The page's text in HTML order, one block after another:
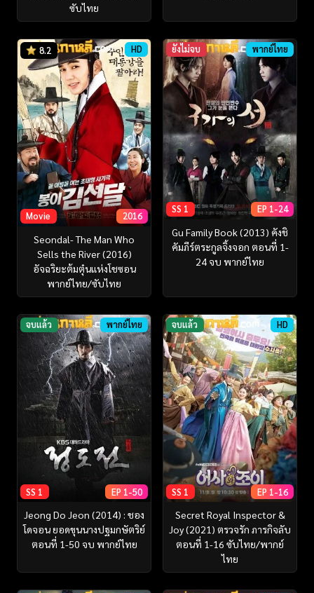
ซับไทย
8.2 HD
Movie 2016
Seondal- The Man Who
Sells the River (2016)
อัจฉริยะต้มตุ๋นแห่งโชซอน
พากย์ไทย/ซับไทย
ยังไม่จบ พากย์ไทย
SS 1 EP 1-24
Gu Family Book (2013) คังชิ
คัมภีร์ตระกูลจิ้งจอก ตอนที่ 1-
24 จบ พากย์ไทย
จบแล้ว พากย์ไทย
SS 1 EP 1-50
Jeong Do Jeon (2014) : ชอง
โดจอน ยอดขุนนางปฐมกษัตริย์
ตอนที่ 1-50 จบ พากย์ไทย
จบแล้ว HD
SS 1 EP 1-16
Secret Royal Inspector &
Joy (2021) ตรวจรัก ภารกิจลับ
ตอนที่ 1-16 ซับไทย/พากย์
ไทย